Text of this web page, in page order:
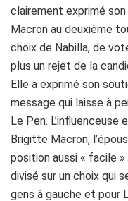
clairement exprimé
Macron au deuxième
choix de Nabilla, de
plus un rejet de la
Elle a exprimé son
message qui laisse à
Le Pen.
Brigitte Macron,
position aussi « facile
divisé sur un choix qui
gens à gauche et pour